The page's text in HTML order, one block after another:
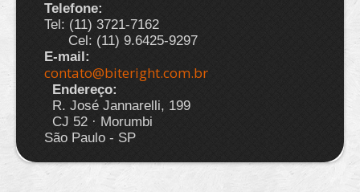
Telefone:
Tel: (11) 3721-7162
Cel: (11) 9.6425-9297
E-mail:
contato@biteright.com.br
Endereço:
R. José Jannarelli, 199
CJ 52 · Morumbi
São Paulo - SP